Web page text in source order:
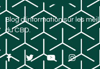
Blog d’information sur les
du CBD.